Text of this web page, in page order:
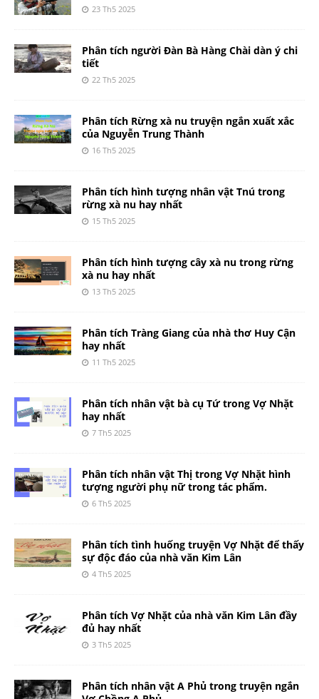
23 Th5 2025
Phân tích người Đàn Bà Hàng Chài dàn ý chi
tiết
22 Th5 2025
Phân tích Rừng xà nu truyện ngắn xuất xắc
của Nguyễn Trung Thành
16 Th5 2025
Phân tích hình tượng nhân vật Tnú trong
rừng xà nu hay nhất
15 Th5 2025
Phân tích hình tượng cây xà nu trong rừng
xà nu hay nhất
13 Th5 2025
Phân tích Tràng Giang của nhà thơ Huy Cận
hay nhất
11 Th5 2025
Phân tích nhân vật bà cụ Tứ trong Vợ Nhặt
hay nhất
7 Th5 2025
Phân tích nhân vật Thị trong Vợ Nhặt hình
tượng người phụ nữ trong tác phẩm.
6 Th5 2025
Phân tích tình huống truyện Vợ Nhặt để thấy
sự độc đáo của nhà văn Kim Lân
4 Th5 2025
Phân tích Vợ Nhặt của nhà văn Kim Lân đầy
đủ hay nhất
3 Th5 2025
Phân tích nhân vật A Phủ trong truyện ngắn